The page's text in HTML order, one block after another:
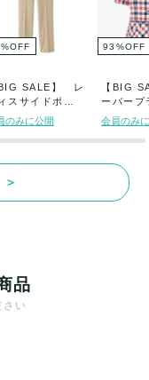
%OFF
BIG SALE】 レ
スサイドポケ
パンツ...
のみに公開
93 %OFF
【BIG
ーバー
新品
会員のみ
品
い